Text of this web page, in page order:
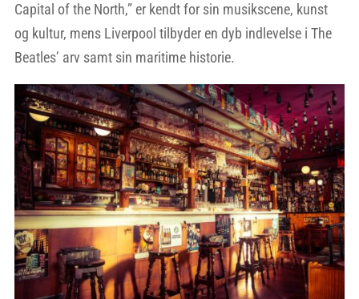
Capital of the North,” er kendt for sin musikscene, kunst
og kultur, mens Liverpool tilbyder en dyb indlevelse i The
Beatles’ arv samt sin maritime historie.